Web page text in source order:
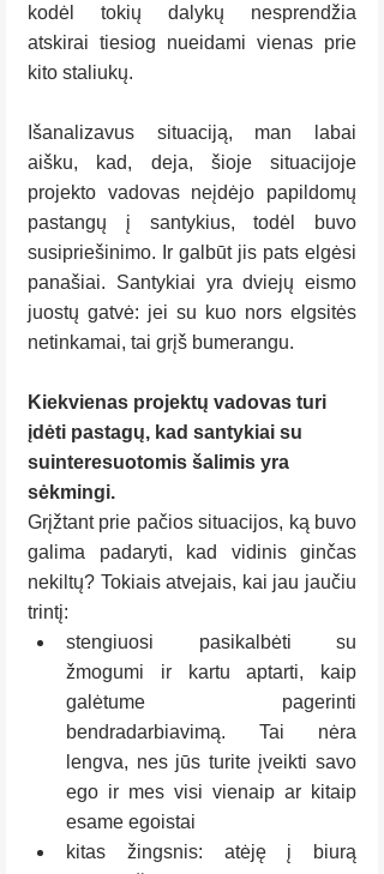
kodėl tokių dalykų nesprendžia
atskirai tiesiog nueidami vienas prie
kito staliukų.
Išanalizavus situaciją, man labai
aišku, kad, deja, šioje situacijoje
projekto vadovas neįdėjo papildomų
pastangų į santykius, todėl buvo
susipriešinimo. Ir galbūt jis pats elgėsi
panašiai. Santykiai yra dviejų eismo
juostų gatvė: jei su kuo nors elgsitės
netinkamai, tai grįš bumerangu.
Kiekvienas projektų vadovas turi
įdėti pastagų, kad santykiai su
suinteresuotomis šalimis yra
sėkmingi.
Grįžtant prie pačios situacijos, ką buvo
galima padaryti, kad vidinis ginčas
nekiltų? Tokiais atvejais, kai jau jaučiu
trintį:
stengiuosi pasikalbėti su
žmogumi ir kartu aptarti, kaip
galėtume pagerinti
bendradarbiavimą. Tai nėra
lengva, nes jūs turite įveikti savo
ego ir mes visi vienaip ar kitaip
esame egoistai
kitas žingsnis: atėję į biurą